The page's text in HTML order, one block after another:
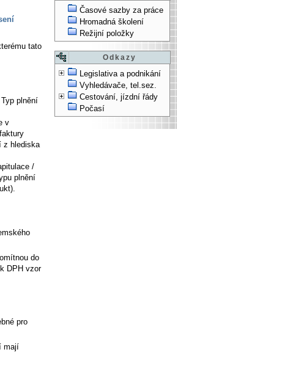
Časové sazby za práce
Hromadná školení
Režijní položky
Odkazy
Legislativa a podnikání
Vyhledávače, tel.sez.
Cestování, jízdní řády
Počasí
tato
Typ plnění
v
z hlediska
/
plnění
do
DPH vzor
pro
mají